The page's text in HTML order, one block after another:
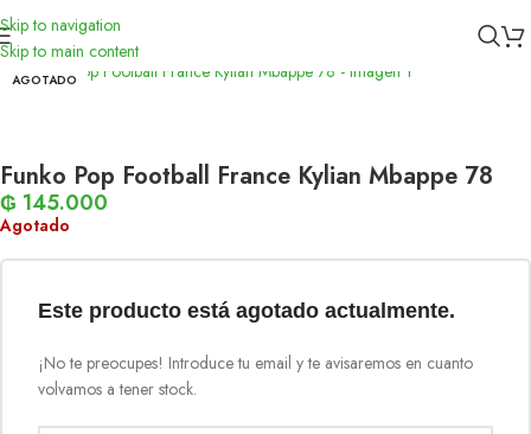
Skip to navigation
Skip to main content
Inicio Funko
AGOTADO
Funko Pop Football France Kylian Mbappe 78
₲ 145.000
Agotado
Este producto está agotado actualmente.
¡No te preocupes! Introduce tu email y te avisaremos en cuanto
volvamos a tener stock.